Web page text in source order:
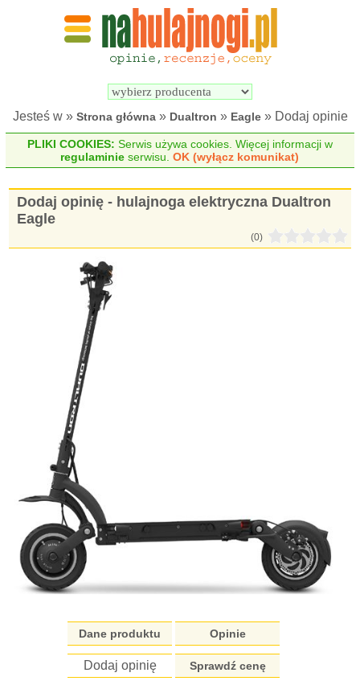
Wyszukiwarka
elektrycznych
Jesteś w » Strona główna» Dualtron » Eagle» Dodaj opinie
PLIKI COOKIES: Serwis używa cookies. Więcej informacji w
regulaminie serwisu.OK (wyłącz komunikat)
Dodaj opinię - hulajnoga elektryczna Dualtron
Eagle
(0)
Dane produktu Opinie
Dodaj opinię Sprawdź cenę